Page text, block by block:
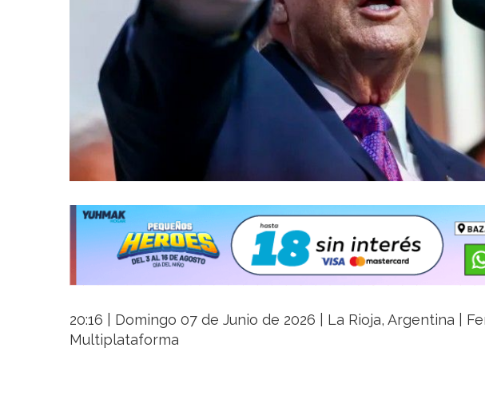
20:16 | Domingo 07 de Junio de 2026 | La Rioja, Argentina |
Multiplataforma